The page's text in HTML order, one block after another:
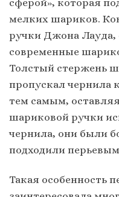
мелких шариков.
ручки Джона Лауда,
современные
Толстый стержень
пропускал
тем самым,
шариковой ручки
чернила, они были
подходили
Такая особенность